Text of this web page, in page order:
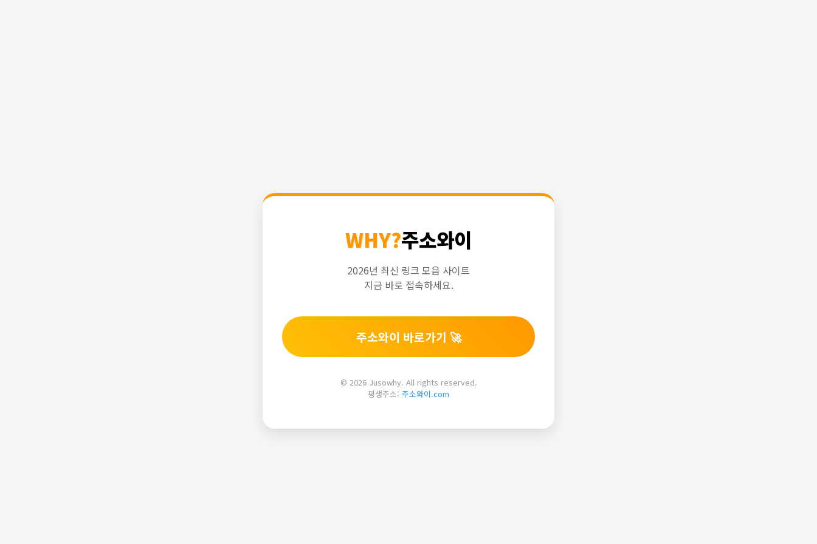
WHY?주소와이
2026년 최신 링크 모음 사이트
지금 바로 접속하세요.
주소와이 바로가기 🚀
© 2026 Jusowhy. All rights reserved.
평생주소: 주소와이.com